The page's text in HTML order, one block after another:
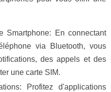
Smartphone: En connectant
via Bluetooth, vous
des appels et des
une carte SIM.
Profitez d'applications